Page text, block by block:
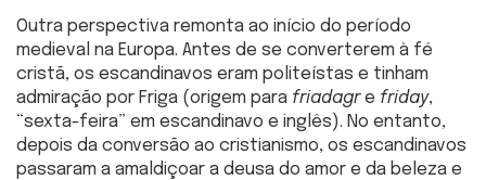
Outra perspectiva remonta ao início do período
medieval na Europa. Antes de se converterem à fé
cristã, os escandinavos eram politeístas e tinham
admiração por Friga (origem para friadagre friday,
“sexta-feira” em escandinavo e inglês). No entanto,
depois da conversão ao cristianismo, os escandinavos
passaram a amaldiçoar a deusa do amor e da beleza e